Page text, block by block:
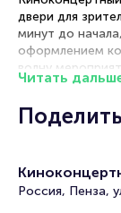
двери для
минут до
оформлением
волну
Бельэтаж —
прекрасного
Читать
Россия, Пенза,